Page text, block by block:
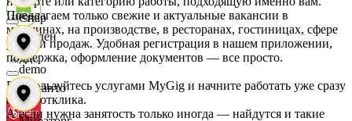
Зенден
Инканто
Cпар
demo
Предлагаем только свежие и актуальные вакансии в
магазинах, на производстве, в ресторанах, гостиницах, сфере
услуг и продаж. Удобная регистрация в нашем приложении,
поддержка, оформление документов — все просто.
Воспользуйтесь услугами MyGig и начните работать уже сразу
после отклика.
А если нужна занятость только иногда — найдутся и такие